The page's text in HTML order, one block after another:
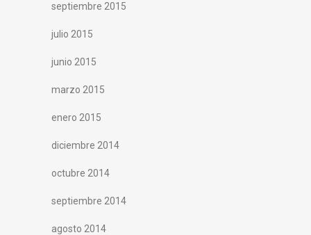
septiembre 2015
julio 2015
junio 2015
marzo 2015
enero 2015
diciembre 2014
octubre 2014
septiembre 2014
agosto 2014